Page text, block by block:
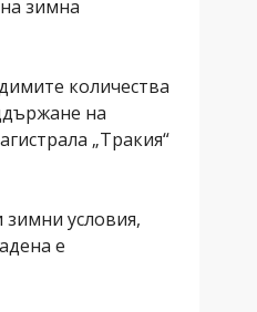
зимна
количества
на
„Тракия“
условия,
е